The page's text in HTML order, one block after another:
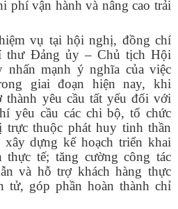
phí vận hành và nâng cao trải
vụ tại hội nghị, đồng chí
thư Đảng ủy – Chủ tịch Hội
mạnh ý nghĩa của việc
giai đoạn hiện nay, khi
thành yêu cầu tất yếu đối với
yêu cầu các chi bộ, tổ chức
trực thuộc phát huy tinh thần
dựng kế hoạch triển khai
tế; tăng cường công tác
và hỗ trợ khách hàng thực
tử, góp phần hoàn thành chỉ